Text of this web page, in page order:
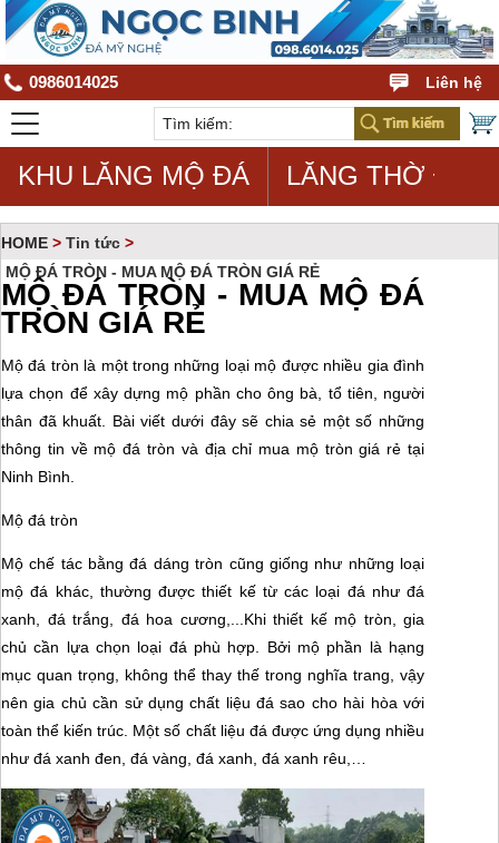
0986014025 Liên hệ
KHU LĂNG MỘ ĐÁ LĂNG THỜ ĐÁ
HOME > Tin tức >
MỘ ĐÁ TRÒN - MUA MỘ ĐÁ TRÒN GIÁ RẺ
MỘ ĐÁ TRÒN - MUA MỘ ĐÁ
TRÒN GIÁ RẺ
Mộ đá tròn là một trong những loại mộ được nhiều gia đình
lựa chọn để xây dựng mộ phần cho ông bà, tổ tiên, người
thân đã khuất. Bài viết dưới đây sẽ chia sẻ một số những
thông tin về mộ đá tròn và địa chỉ mua mộ tròn giá rẻ tại
Ninh Bình.
Mộ đá tròn
Mộ chế tác bằng đá dáng tròn cũng giống như những loại
mộ đá khác, thường được thiết kế từ các loại đá như đá
xanh, đá trắng, đá hoa cương,...Khi thiết kế mộ tròn, gia
chủ cần lựa chọn loại đá phù hợp. Bởi mộ phần là hạng
mục quan trọng, không thể thay thế trong nghĩa trang, vậy
nên gia chủ cần sử dụng chất liệu đá sao cho hài hòa với
toàn thể kiến trúc. Một số chất liệu đá được ứng dụng nhiều
như đá xanh đen, đá vàng, đá xanh, đá xanh rêu,…